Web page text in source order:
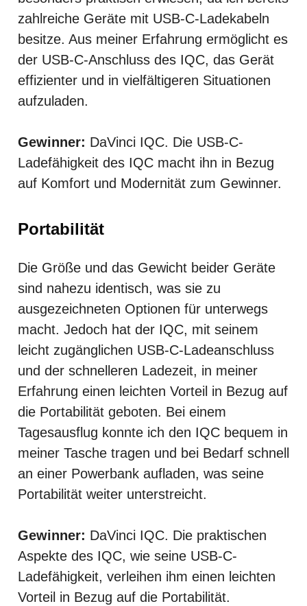
zahlreiche Geräte mit USB-C-Ladekabeln
besitze. Aus meiner Erfahrung ermöglicht es
der USB-C-Anschluss des IQC, das Gerät
effizienter und in vielfältigeren Situationen
aufzuladen.
Gewinner: DaVinci IQC. Die USB-C-
Ladefähigkeit des IQC macht ihn in Bezug
auf Komfort und Modernität zum Gewinner.
Portabilität
Die Größe und das Gewicht beider Geräte
sind nahezu identisch, was sie zu
ausgezeichneten Optionen für unterwegs
macht. Jedoch hat der IQC, mit seinem
leicht zugänglichen USB-C-Ladeanschluss
und der schnelleren Ladezeit, in meiner
Erfahrung einen leichten Vorteil in Bezug auf
die Portabilität geboten. Bei einem
Tagesausflug konnte ich den IQC bequem in
meiner Tasche tragen und bei Bedarf schnell
an einer Powerbank aufladen, was seine
Portabilität weiter unterstreicht.
Gewinner: DaVinci IQC. Die praktischen
Aspekte des IQC, wie seine USB-C-
Ladefähigkeit, verleihen ihm einen leichten
Vorteil in Bezug auf die Portabilität.